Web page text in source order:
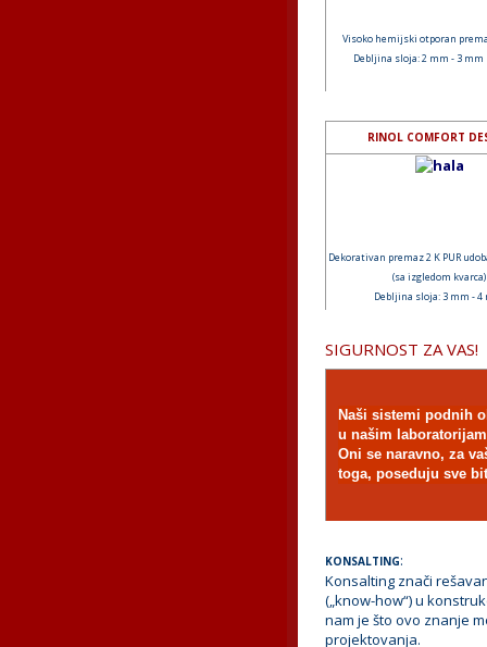
Visoko hemijski otporan
Debljina sloja: 2 mm - 3 mm
RINOL COMFORT
Dekorativan premaz 2 K PUR
(sa izgledom kvarca)
Debljina sloja: 3 mm - 4
SIGURNOST ZA VAS!
Naši sistemi podnih
u našim
Oni se naravno, za
toga, poseduju sve
KONSALTING:
Konsalting znači
(„know-how“) u
nam je što ovo znanje
projektovanja.